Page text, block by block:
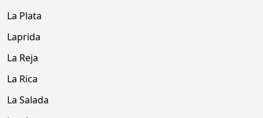
La Plata
Laprida
La Reja
La Rica
La Salada